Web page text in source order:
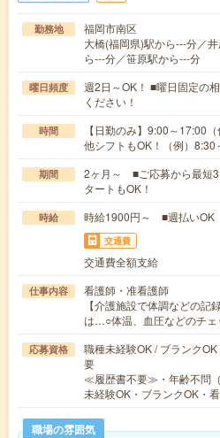
勤務地
福岡市南区
大橋(福岡県)駅から---分／
ら---分／笹原駅から---分
曜日頻度
週2日～OK！ ■曜日固定の
ください！
時間
【日勤のみ】9:00～17:00
他シフトもOK！（例）
期間
2ヶ月～ ■ご応募から最短
タートもOK！
時給 時給1900円～ ■週払い
交通費
交通費全額支給
仕事内容
看護師・准看護師
【介護施設で体調などの
は…○体温、血圧などのチ
応募資格
職種未経験OK / ブランク
要
≪履歴書不要≫・年齢不問
未経験OK・ブランクOK・
職場の雰囲気